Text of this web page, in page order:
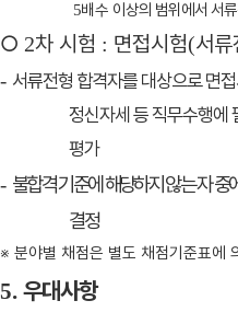
5배수 이상의 범위에서 서
○ 2차 시험 : 면접시험(서류
- 서류전형 합격자를 대상으로 면
정신자세 등 직무수행에
평가
- 불합격 기준에 해당하지 않는 자
결정
※ 분야별 채점은 별도 채점기준표에
5. 우대사항